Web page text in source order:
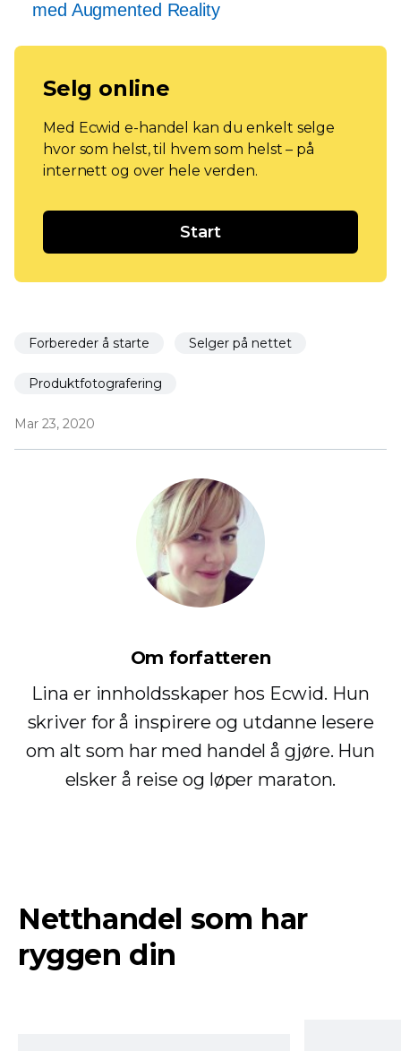
med Augmented Reality
Selg online
Med Ecwid e-handel kan du enkelt selge
hvor som helst, til hvem som helst – på
internett og over hele verden.
Start
Forbereder å starte Selger på nettet
Produktfotografering
Mar 23, 2020
Om forfatteren
Lina er innholdsskaper hos Ecwid. Hun
skriver for å inspirere og utdanne lesere
om alt som har med handel å gjøre. Hun
elsker å reise og løper maraton.
Netthandel som har
ryggen din